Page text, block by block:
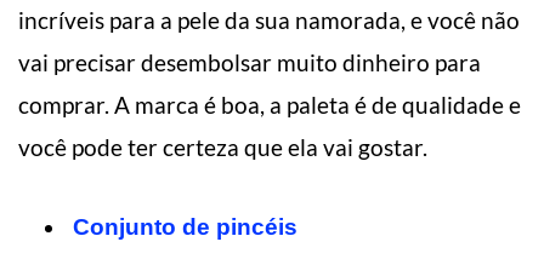
incríveis para a pele da sua namorada, e você não
vai precisar desembolsar muito dinheiro para
comprar. A marca é boa, a paleta é de qualidade e
você pode ter certeza que ela vai gostar.
Conjunto de pincéis